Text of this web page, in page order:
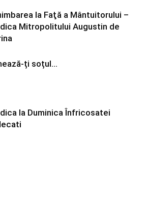
la Faţă a Mântuitorului –
Mitropolitului Augustin de
ți soțul…
la Duminica Înfricosatei